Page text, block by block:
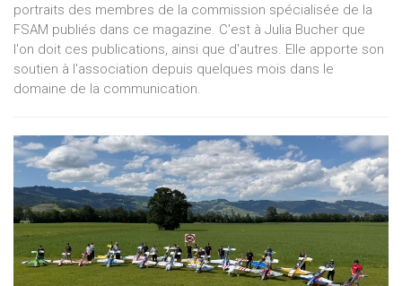
portraits des membres de la commission spécialisée de la
FSAM publiés dans ce magazine. C'est à Julia Bucher que
l'on doit ces publications, ainsi que d'autres. Elle apporte son
soutien à l'association depuis quelques mois dans le
domaine de la communication.